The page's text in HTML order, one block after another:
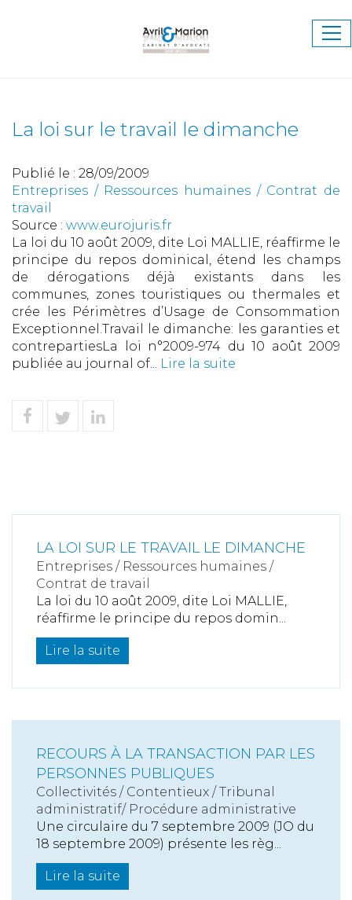
La loi sur le travail le dimanche
Publié le : 28/09/2009
Entreprises / Ressources humaines / Contrat de
travail
Source : www.eurojuris.fr
La loi du 10 août 2009, dite Loi MALLIE, réaffirme le
principe du repos dominical, étend les champs
de dérogations déjà existants dans les
communes, zones touristiques ou thermales et
crée les Périmètres d’Usage de Consommation
Exceptionnel.Travail le dimanche: les garanties et
contrepartiesLa loi n°2009-974 du 10 août 2009
publiée au journal of... Lire la suite
LA LOI SUR LE TRAVAIL LE DIMANCHE
Entreprises / Ressources humaines /
Contrat de travail
La loi du 10 août 2009, dite Loi MALLIE,
réaffirme le principe du repos domin...
Lire la suite
RECOURS À LA TRANSACTION PAR LES
PERSONNES PUBLIQUES
Collectivités / Contentieux /Tribunal
administratif/ Procédure administrative
Une circulaire du 7 septembre 2009 (JO du
18 septembre 2009) présente les règ...
Lire la suite